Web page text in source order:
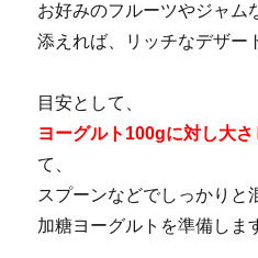
お好みのフルーツやジャム
添えれば、リッチなデザー
目安として、
ヨーグルト100gに対し大
て、
スプーンなどでしっかりと
加糖ヨーグルトを準備しま